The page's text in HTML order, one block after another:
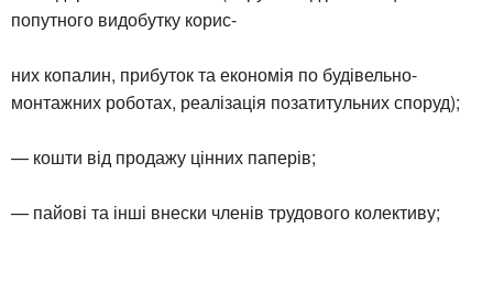
попутного видобутку корис-
них копалин, прибуток та економія по будівельно-
монтажних роботах, реалізація позатитульних споруд);
— кошти від продажу цінних паперів;
— пайові та інші внески членів трудового колективу;